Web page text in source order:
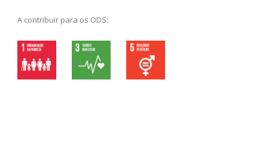
A contribuir para os ODS: